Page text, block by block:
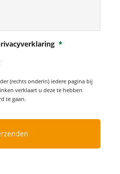
*
(rechts onderin) iedere pagina bij
verklaart u deze te hebben
te gaan.